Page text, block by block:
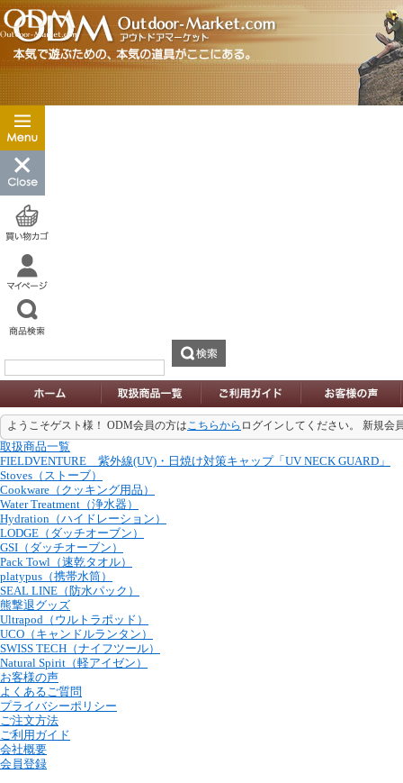
ようこそゲスト様！ ODM会員の方はこちらから ログインしてください。 新規会
取扱商品一覧
FIELDVENTURE 紫外線(UV)・日焼け対策キャップ「UV NECK GUARD」
Stoves（ストーブ）
Cookware（クッキング用品）
Water Treatment（浄水器）
Hydration（ハイドレーション）
LODGE（ダッチオーブン）
GSI（ダッチオーブン）
Pack Towl（速乾タオル）
platypus（携帯水筒）
SEAL LINE（防水パック）
熊撃退グッズ
Ultrapod（ウルトラポッド）
UCO（キャンドルランタン）
SWISS TECH（ナイフツール）
Natural Spirit（軽アイゼン）
お客様の声
よくあるご質問
プライバシーポリシー
ご注文方法
ご利用ガイド
会社概要
会員登録